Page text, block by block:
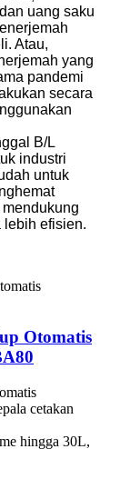
uang saku
Atau,
yang
pandemi
secara
B/L
industri
untuk
lebih efisien.
Otomatis
cetakan
hingga 30L,